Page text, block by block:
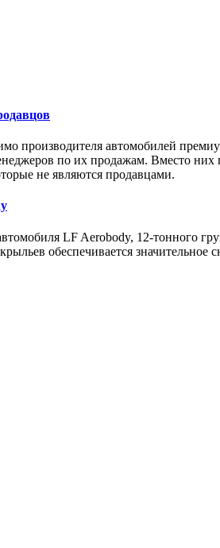
производителя автомобилей
по их продажам. Вместо них
не являются продавцами.
LF Aerobody, 12-тонного
обеспечивается